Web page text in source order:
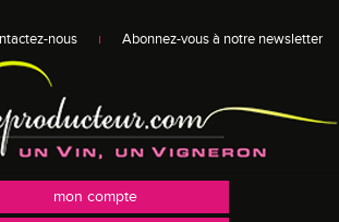
mon compte
nous Abonnez-vous à notre newsletter